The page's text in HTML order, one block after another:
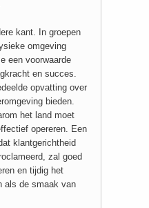
kant. In groepen
omgeving
een voorwaarde
en succes.
opvatting over
bieden.
het land moet
opereren. Een
klantgerichtheid
zal goed
en tijdig het
als de smaak van